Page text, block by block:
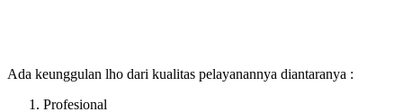
Ada keunggulan lho dari kualitas pelayanannya diantaranya :
Profesional